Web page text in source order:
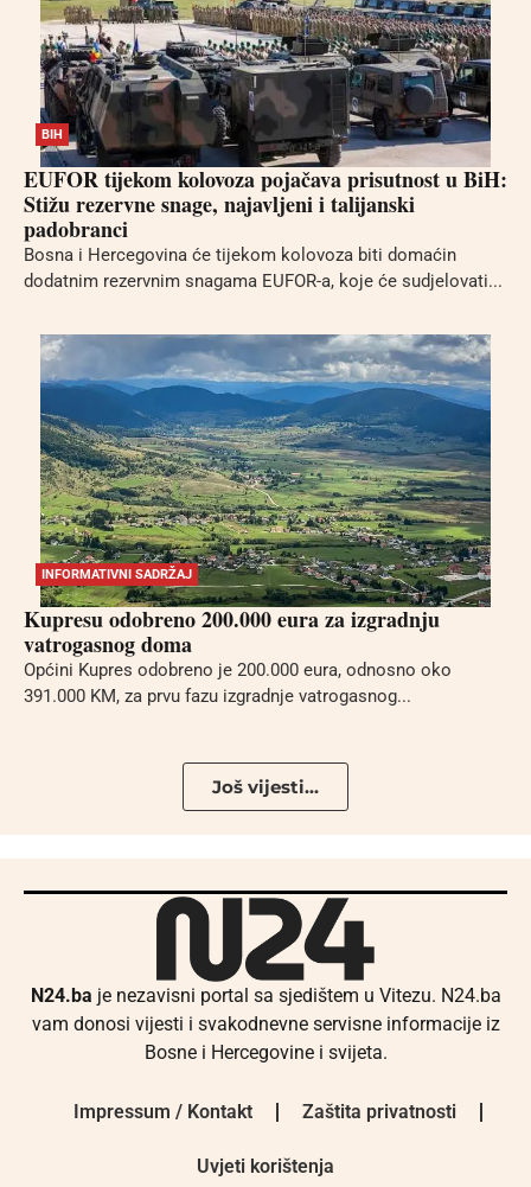
BIH
EUFOR tijekom kolovoza pojačava prisutnost u BiH:
Stižu rezervne snage, najavljeni i talijanski
padobranci
Bosna i Hercegovina će tijekom kolovoza biti domaćin
dodatnim rezervnim snagama EUFOR-a, koje će sudjelovati...
INFORMATIVNI SADRŽAJ
Kupresu odobreno 200.000 eura za izgradnju
vatrogasnog doma
Općini Kupres odobreno je 200.000 eura, odnosno oko
391.000 KM, za prvu fazu izgradnje vatrogasnog...
Još vijesti...
N24.ba je nezavisni portal sa sjedištem u Vitezu. N24.ba
vam donosi vijesti i svakodnevne servisne informacije iz
Bosne i Hercegovine i svijeta.
Impressum / Kontakt Zaštita privatnosti
Uvjeti korištenja